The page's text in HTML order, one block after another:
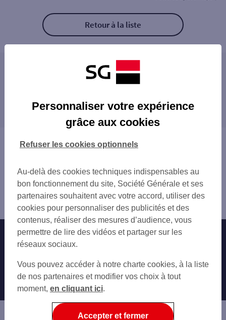
Retour à la liste
Les distributeurs/automates à proximité
ETAMPES 4-6 RUE ARISTIDE BRIAND
ETAMPES SUZANNE RIVET
BREUILLET
BREUILLET 5 RUE DU BUISSON RONDEAU
DOURDAN
BOUTIGNY SUR ESSONNE
MAISSE
OLLAINVILLE
ARPAJON 107 GDE RUE
ANGERVILLE 2 PL TESSIER
BRETIGNY AUCHAN
BALLANCOURT SUR ESSONNE 3 IMP DE CO
BRETIGNY MAISON NEUVE
BRETIGNY SUR ORGE
proximité
BRÉTIGNY-SUR-ORGE
Vous êtes ici : Accueil
Étampes
Distributeur/automate ETAMPES 44 RUE SAINTE CROIX
Nos engagements Nous contacter
Autres sites SG
Professionnels
Entreprises
Associations
Personnaliser votre expérience
grâce aux cookies
Au-delà des cookies techniques indispensables au
bon fonctionnement du site, Société Générale et ses
partenaires souhaitent avec votre accord, utiliser des
cookies pour personnaliser des publicités et des
contenus, réaliser des mesures d’audience, vous
permettre de lire des vidéos et partager sur les
réseaux sociaux.
Vous pouvez accéder à notre charte cookies, à la liste
de nos partenaires et modifier vos choix à tout
moment, en cliquant ici.
Refuser les cookies optionnels
Accepter et fermer